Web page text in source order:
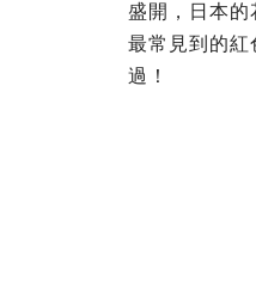
盛開，日本
最常見到的紅
過！